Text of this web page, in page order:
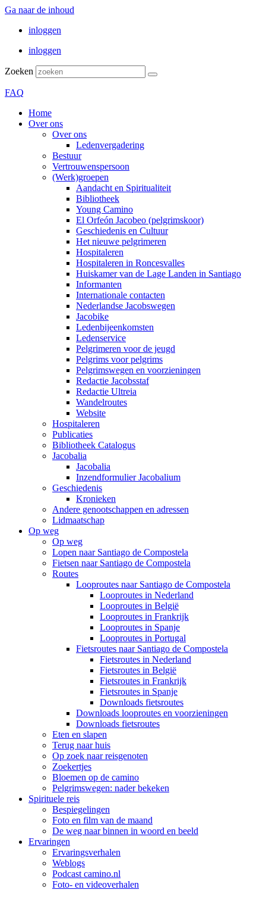
Ga naar de inhoud
inloggen
inloggen
Zoeken
FAQ
Home
Over ons
Over ons
Ledenvergadering
Bestuur
Vertrouwenspersoon
(Werk)groepen
Aandacht en Spiritualiteit
Bibliotheek
Young Camino
El Orfeón Jacobeo (pelgrimskoor)
Geschiedenis en Cultuur
Het nieuwe pelgrimeren
Hospitaleren
Hospitaleren in Roncesvalles
Huiskamer van de Lage Landen in Santiago
Informanten
Internationale contacten
Nederlandse Jacobswegen
Jacobike
Ledenbijeenkomsten
Ledenservice
Pelgrimeren voor de jeugd
Pelgrims voor pelgrims
Pelgrimswegen en voorzieningen
Redactie Jacobsstaf
Redactie Ultreia
Wandelroutes
Website
Hospitaleren
Publicaties
Bibliotheek Catalogus
Jacobalia
Jacobalia
Inzendformulier Jacobalium
Geschiedenis
Kronieken
Andere genootschappen en adressen
Lidmaatschap
Op weg
Op weg
Lopen naar Santiago de Compostela
Fietsen naar Santiago de Compostela
Routes
Looproutes naar Santiago de Compostela
Looproutes in Nederland
Looproutes in België
Looproutes in Frankrijk
Looproutes in Spanje
Looproutes in Portugal
Fietsroutes naar Santiago de Compostela
Fietsroutes in Nederland
Fietsroutes in België
Fietsroutes in Frankrijk
Fietsroutes in Spanje
Downloads fietsroutes
Downloads looproutes en voorzieningen
Downloads fietsroutes
Eten en slapen
Terug naar huis
Op zoek naar reisgenoten
Zoekertjes
Bloemen op de camino
Pelgrimswegen: nader bekeken
Spirituele reis
Bespiegelingen
Foto en film van de maand
De weg naar binnen in woord en beeld
Ervaringen
Ervaringsverhalen
Weblogs
Podcast camino.nl
Foto- en videoverhalen